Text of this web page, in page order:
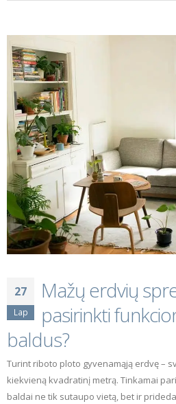
27
Lap
Mažų erdvių
pasirinkti
baldus?
Turint riboto ploto gyvenamąją erdvę –
kiekvieną kvadratinį metrą. Tinkamai
baldai ne tik sutaupo vietą, bet ir